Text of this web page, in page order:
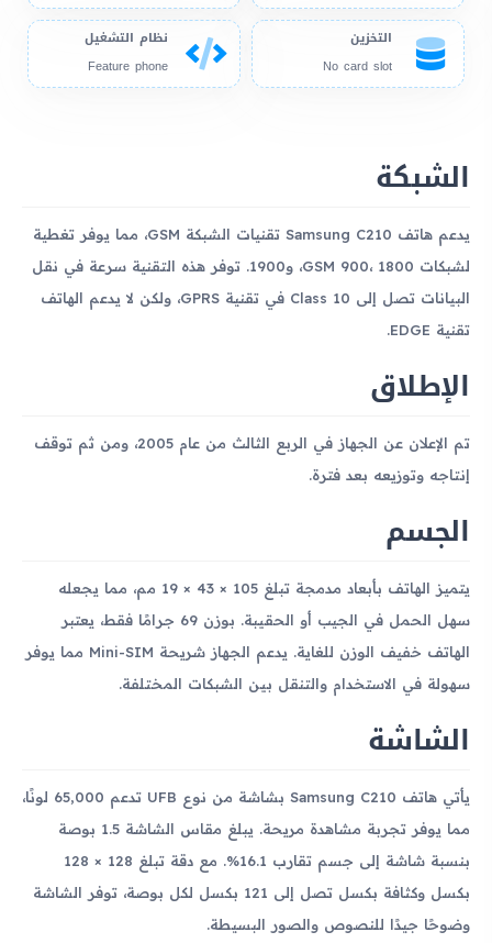
التخزين
No card slot
نظام التشغيل
Feature phone
الشبكة
يدعم هاتف Samsung C210 تقنيات الشبكة GSM، مما يوفر تغطية
لشبكات GSM 900، 1800، و1900. توفر هذه التقنية سرعة في نقل
البيانات تصل إلى Class 10 في تقنية GPRS، ولكن لا يدعم الهاتف
تقنية EDGE.
الإطلاق
تم الإعلان عن الجهاز في الربع الثالث من عام 2005، ومن ثم توقف
إنتاجه وتوزيعه بعد فترة.
الجسم
يتميز الهاتف بأبعاد مدمجة تبلغ 105 × 43 × 19 مم، مما يجعله
سهل الحمل في الجيب أو الحقيبة. بوزن 69 جرامًا فقط، يعتبر
الهاتف خفيف الوزن للغاية. يدعم الجهاز شريحة Mini-SIM مما يوفر
سهولة في الاستخدام والتنقل بين الشبكات المختلفة.
الشاشة
يأتي هاتف Samsung C210 بشاشة من نوع UFB تدعم 65,000 لونًا،
مما يوفر تجربة مشاهدة مريحة. يبلغ مقاس الشاشة 1.5 بوصة
بنسبة شاشة إلى جسم تقارب 16.1%. مع دقة تبلغ 128 × 128
بكسل وكثافة بكسل تصل إلى 121 بكسل لكل بوصة، توفر الشاشة
وضوحًا جيدًا للنصوص والصور البسيطة.